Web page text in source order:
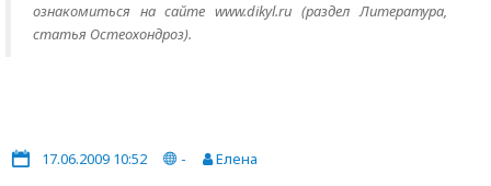
ознакомиться на сайте www.dikyl.ru (раздел Литература,
статья Остеохондроз).
17.06.2009 10:52 -
Елена